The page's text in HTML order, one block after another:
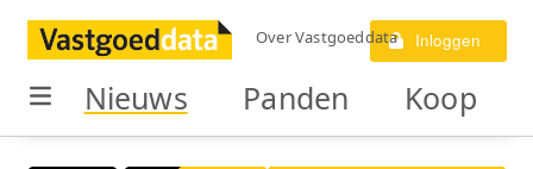
Over Vastgoeddata Inloggen
Nieuws Panden Koop